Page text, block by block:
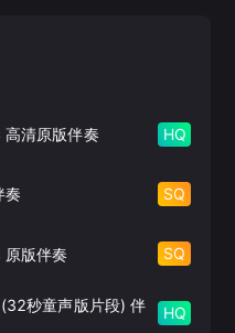
高清原版伴奏 HQ
奏 SQ
原版伴奏 SQ
秒童声版片段) 伴
HQ